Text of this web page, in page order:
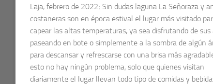
Laja, febrero de 2022; Sin dudas laguna La Señoraza y
costaneras son en época estival el lugar más visitado
capear las altas temperaturas, ya sea disfrutando de sus
paseando en bote o simplemente a la sombra de algún
para descansar y refrescarse con una brisa más
esto no hay ningún problema, solo que quienes visitan
diariamente el lugar llevan todo tipo de comidas y